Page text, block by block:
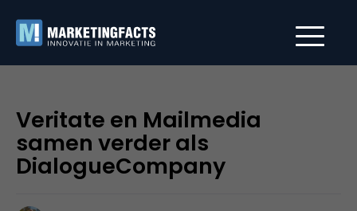
Veritate en Mailmedia
samen verder als
DialogueCompany